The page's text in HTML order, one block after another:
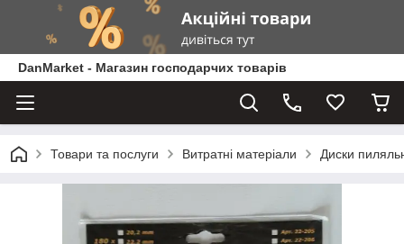
DanMarket - Магазин господарчих товарів
Товари та послуги Витратні матеріали Диски